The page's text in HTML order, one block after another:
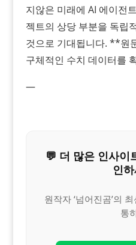
지않은 미래에 AI 에이전
젝트의 상당 부분을 독립
것으로 기대됩니다. **원
구체적인 수치 데이터를
—
💬 더 많은 인사이
인
원작자 ‘넘어진곰’의
통